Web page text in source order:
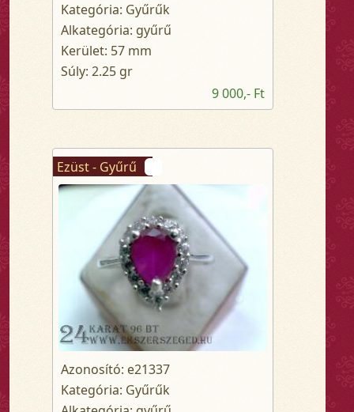
Kategória: Gyűrűk
Alkategória: gyűrű
Kerület: 57 mm
Súly: 2.25 gr
9 000,- Ft
Ezüst - Gyűrű
Azonosító: e21337
Kategória: Gyűrűk